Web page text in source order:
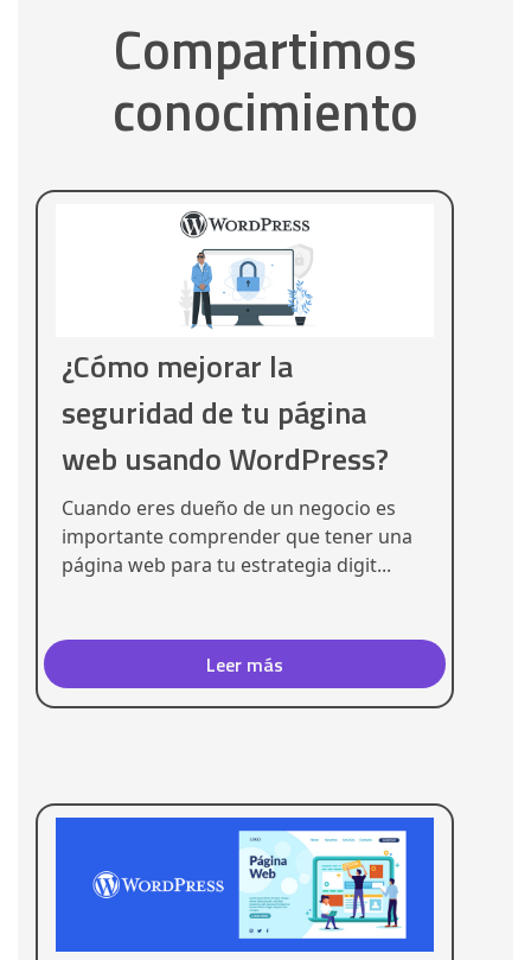
Compartimos
conocimiento
¿Cómo mejorar la
seguridad de tu página
web usando WordPress?
Cuando eres dueño de un negocio es
importante comprender que tener una
página web para tu estrategia digit...
Leer más